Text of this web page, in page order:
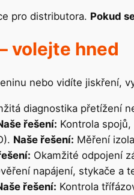
pro distributora. Pokud
volejte hned
nebo vidíte jiskření,
diagnostika přetížení
řešení: Kontrola
Naše řešení: Měření
Okamžité odpojení
napájení, stykače a
řešení: Kontrola